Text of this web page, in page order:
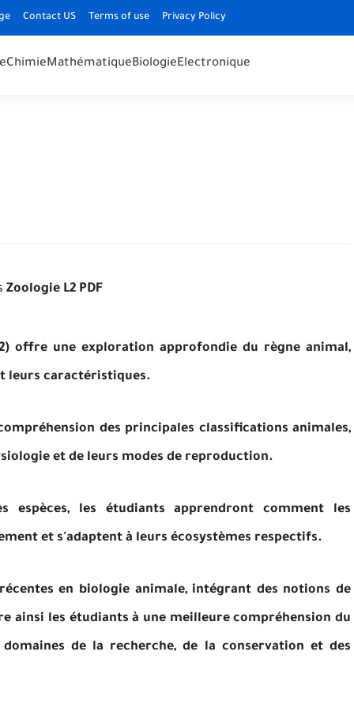
Contact US Terms of use Privacy Policy
ChimieMathématiqueBiologieElectronique
Zoologie L2PDF
offre une exploration approfondie du règne animal,
leurs caractéristiques.
des principales classifications animales,
et de leurs modes de reproduction.
espèces, les étudiants apprendront comment les
et s'adaptent à leurs écosystèmes respectifs.
en biologie animale, intégrant des notions de
ainsi les étudiants à une meilleure compréhension du
de la recherche, de la conservation et des